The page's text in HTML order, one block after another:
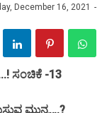
December 16, 2021
ಸಂಚಿಕೆ -13
ಮುನ್ನ….?